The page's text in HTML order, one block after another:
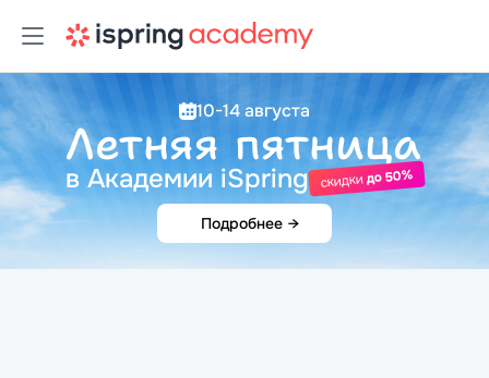
10-14 августа
Летняя пятница
в Академии iSpring скидкидо 50%
Подробнее →